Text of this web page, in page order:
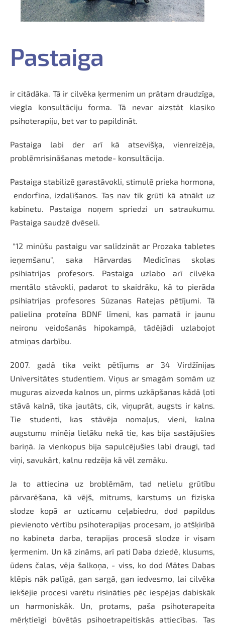
Pastaiga
ir citādāka. Tā ir cilvēka ķermenim un prātam draudzīga,
viegla konsultāciju forma. Tā nevar aizstāt klasiko
psihoterapiju, bet var to papildināt.
Pastaiga labi der arī kā atsevišķa, vienreizēja,
problēmrisināšanas metode- konsultācija.
Pastaiga stabilizē garastāvokli, stimulē prieka hormona,
endorfīna, izdalīšanos. Tas nav tik grūti kā atnākt uz
kabinetu. Pastaiga noņem spriedzi un satraukumu.
Pastaiga saudzē dvēseli.
"12 minūšu pastaigu var salīdzināt ar Prozaka tabletes
ieņemšanu", saka Hārvardas Medicīnas skolas
psihiatrijas profesors. Pastaiga uzlabo arī cilvēka
mentālo stāvokli, padarot to skaidrāku, kā to pierāda
psihiatrijas profesores Sūzanas Ratejas pētījumi. Tā
palielina proteīna BDNF līmeni, kas pamatā ir jaunu
neironu veidošanās hipokampā, tādējādi uzlabojot
atmiņas darbību.
2007. gadā tika veikt pētījums ar 34 Virdžīnijas
Universitātes studentiem. Viņus ar smagām somām uz
muguras aizveda kalnos un, pirms uzkāpšanas kādā ļoti
stāvā kalnā, tika jautāts, cik, viņuprāt, augsts ir kalns.
Tie studenti, kas stāvēja nomaļus, vieni, kalna
augstumu minēja lielāku nekā tie, kas bija sastājušies
bariņā. Ja vienkopus bija sapulcējušies labi draugi, tad
viņi, savukārt, kalnu redzēja kā vēl zemāku.
Ja to attiecina uz broblēmām, tad nelielu grūtību
pārvarēšana, kā vējš, mitrums, karstums un fiziska
slodze kopā ar uzticamu ceļabiedru, dod papildus
pievienoto vērtību psihoterapijas procesam, jo atšķirībā
no kabineta darba, terapijas procesā slodze ir visam
ķermenim. Un kā zināms, arī pati Daba dziedē, klusums,
ūdens čalas, vēja šalkoņa, - viss, ko dod Mātes Dabas
klēpis nāk palīgā, gan sargā, gan iedvesmo, lai cilvēka
iekšējie procesi varētu risināties pēc iespējas dabiskāk
un harmoniskāk. Un, protams, paša psihoterapeita
mērķtieīgi būvētās psihoetrapeitiskās attiecības. Tas